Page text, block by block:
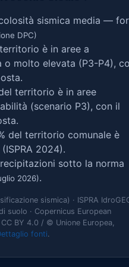
sismica media —
DPC)
è in aree a
molto elevata (P3-P4),
territorio è in aree
(scenario P3), con il
del territorio comunale è
2024).
sotto la norma
2026).
sismica) · ISPRA
suolo · Copernicus European
BY 4.0 / © Unione Europea,
fonti.